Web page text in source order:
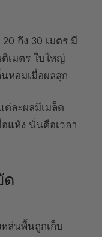
ถึง 30 เมตร มี
เมตร ใบใหญ่
หอมเมื่อผลสุก
ละผลมีเมล็ด
แห้ง นั่นคือเวลา
ด
ล่นพื้นถูกเก็บ